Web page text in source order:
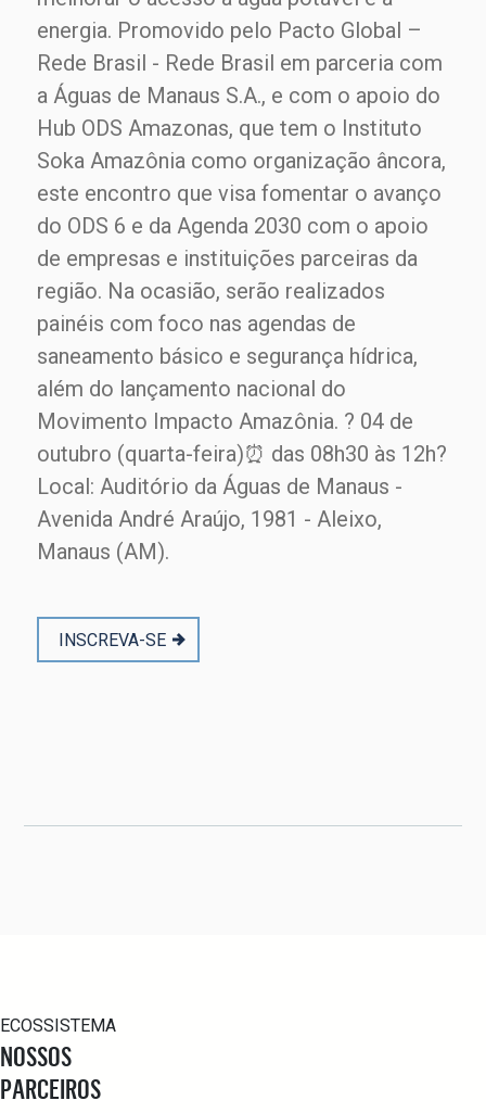
energia. Promovido pelo Pacto Global –
Rede Brasil - Rede Brasil em parceria com
a Águas de Manaus S.A., e com o apoio do
Hub ODS Amazonas, que tem o Instituto
Soka Amazônia como organização âncora,
este encontro que visa fomentar o avanço
do ODS 6 e da Agenda 2030 com o apoio
de empresas e instituições parceiras da
região. Na ocasião, serão realizados
painéis com foco nas agendas de
saneamento básico e segurança hídrica,
além do lançamento nacional do
Movimento Impacto Amazônia. ? 04 de
outubro (quarta-feira)⏰ das 08h30 às 12h?
Local: Auditório da Águas de Manaus -
Avenida André Araújo, 1981 - Aleixo,
Manaus (AM).
INSCREVA-SE
ECOSSISTEMA
NOSSOS
PARCEIROS